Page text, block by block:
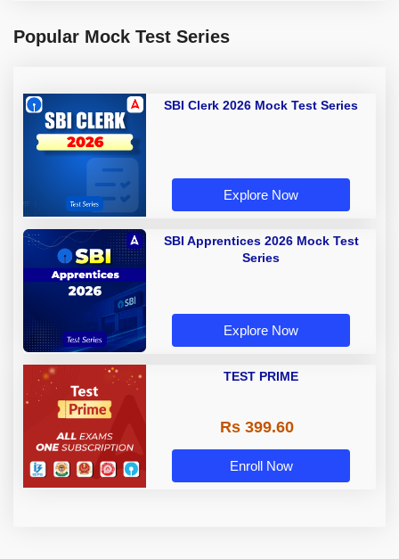
Popular Mock Test Series
SBI Clerk 2026 Mock Test Series
Explore Now
SBI Apprentices 2026 Mock Test
Series
Explore Now
TEST PRIME
Rs 399.60
Enroll Now